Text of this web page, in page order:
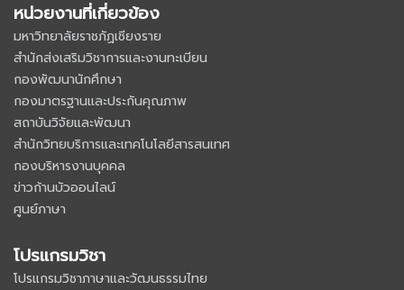
หน่วยงานที่เกี่ยวข้อง
มหาวิทยาลัยราชภัฏเชียงราย
สำนักส่งเสริมวิชาการและงานทะเบียน
กองพัฒนานักศึกษา
กองมาตรฐานและประกันคุณภาพ
สถาบันวิจัยและพัฒนา
สำนักวิทยบริการและเทคโนโลยีสารสนเทศ
กองบริหารงานบุคคล
ข่าวก้านบัวออนไลน์
ศูนย์ภาษา
โปรแกรมวิชา
โปรแกรมวิชาภาษาและวัฒนธรรมไทย